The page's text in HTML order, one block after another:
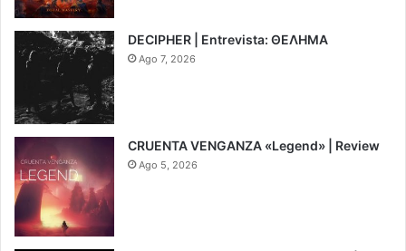
6.5
DECIPHER | Entrevista: ΘΕΛΗΜΑ
Ago 7, 2026
7
CRUENTA VENGANZA «Legend» | Review
Ago 5, 2026